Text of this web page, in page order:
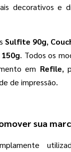
decorativos e
Sulfite 90g,
. Todos os
em Refile,
de impressão.
sua